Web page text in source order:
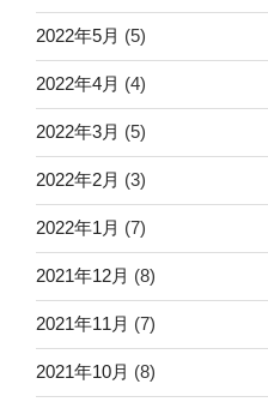
2022年5月 (5)
2022年4月 (4)
2022年3月 (5)
2022年2月 (3)
2022年1月 (7)
2021年12月 (8)
2021年11月 (7)
2021年10月 (8)